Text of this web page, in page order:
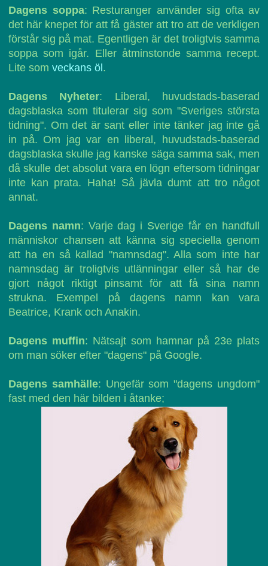
Dagens soppa: Resturanger använder sig ofta av
det här knepet för att få gäster att tro att de verkligen
förstår sig på mat. Egentligen är det troligtvis samma
soppa som igår. Eller åtminstonde samma recept.
Lite som veckans öl .
Dagens Nyheter: Liberal, huvudstads-baserad
dagsblaska som titulerar sig som "Sveriges största
tidning". Om det är sant eller inte tänker jag inte gå
in på. Om jag var en liberal, huvudstads-baserad
dagsblaska skulle jag kanske säga samma sak, men
då skulle det absolut vara en lögn eftersom tidningar
inte kan prata. Haha! Så jävla dumt att tro något
annat.
Dagens namn: Varje dag i Sverige får en handfull
människor chansen att känna sig speciella genom
att ha en så kallad "namnsdag". Alla som inte har
namnsdag är troligtvis utlänningar eller så har de
gjort något riktigt pinsamt för att få sina namn
strukna. Exempel på dagens namn kan vara
Beatrice, Krank och Anakin.
Dagens muffin: Nätsajt som hamnar på 23e plats
om man söker efter "dagens" på Google.
Dagens samhälle: Ungefär som "dagens ungdom"
fast med den här bilden i åtanke;